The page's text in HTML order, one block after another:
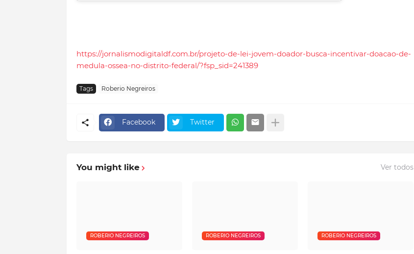
https://jornalismodigitaldf.com.br/projeto-de-lei-jovem-doador-busca-incentivar-doacao-de-
medula-ossea-no-distrito-federal/?fsp_sid=241389
Tags Roberio Negreiros
Facebook Twitter
You might like Ver todos
ROBERIO NEGREIROS ROBERIO NEGREIROS ROBERIO NEGREIROS